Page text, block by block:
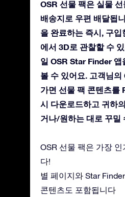
OSR 선물 팩은 실물
배송지로 우편 배달됩
을 완료하는 즉시, 구입
에서 3D로 관찰할 수
일 OSR Star Finder 앱
볼 수 있어요. 고객님의
가면 선물 팩 콘텐츠를
시 다운로드하고 귀하
거나/원하는 대로 꾸밀
OSR 선물 팩은 가장
다!
별 페이지와 Star
콘텐츠도 포함됩니다